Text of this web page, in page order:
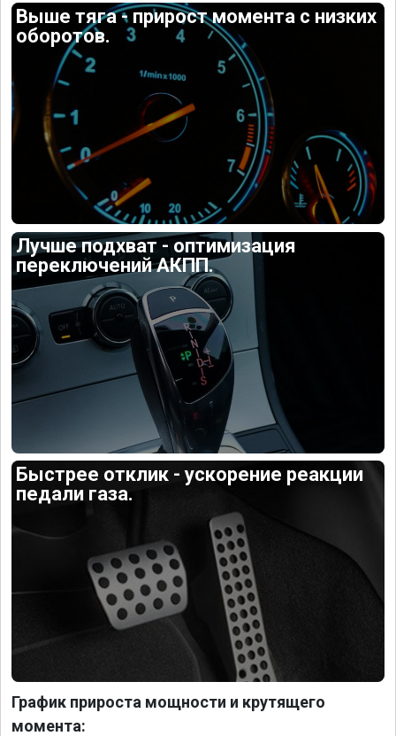
Выше тяга - прирост момента с низких
оборотов.
Лучше подхват - оптимизация
переключений АКПП.
Быстрее отклик - ускорение реакции
педали газа.
График прироста мощности и крутящего
момента: